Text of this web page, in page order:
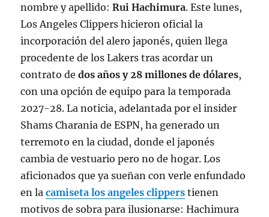
nombre y apellido:Rui Hachimura. Este lunes,
Los Angeles Clippers hicieron oficial la
incorporación del alero japonés, quien llega
procedente de los Lakers tras acordar un
contrato dedos años y 28 millones de dólares,
con una opción de equipo para la temporada
2027-28. La noticia, adelantada por el insider
Shams Charania de ESPN, ha generado un
terremoto en la ciudad, donde el japonés
cambia de vestuario pero no de hogar. Los
aficionados que ya sueñan con verle enfundado
en lacamiseta los angeles clippers tienen
motivos de sobra para ilusionarse: Hachimura